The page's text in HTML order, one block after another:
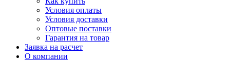
Условия оплаты
Условия доставки
Оптовые поставки
Гарантия на товар
Заявка на расчет
О компании